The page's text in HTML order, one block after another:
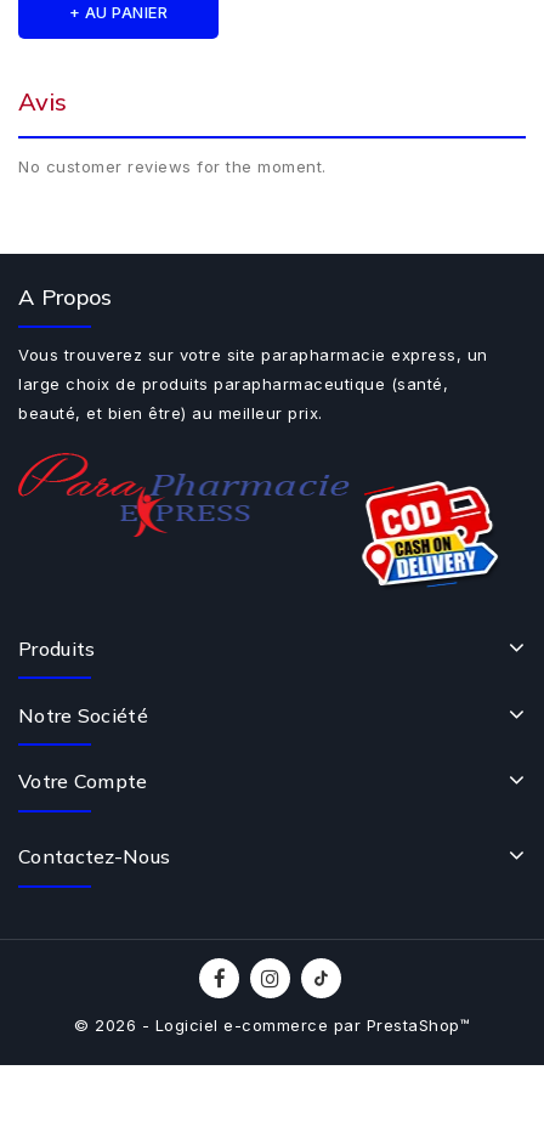
+ AU PANIER
Avis
No customer reviews for the moment.
A Propos
Vous trouverez sur votre site parapharmacie express, un
large choix de produits parapharmaceutique (santé,
beauté, et bien être) au meilleur prix.
Produits
Notre Société
Votre Compte
Contactez-Nous
© 2026 - Logiciel e-commerce par PrestaShop™